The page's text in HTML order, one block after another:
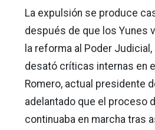
La expulsión se produce
después de que los Yunes
la reforma al Poder
desató críticas internas en
Romero, actual presidente
adelantado que el proceso
continuaba en marcha tras